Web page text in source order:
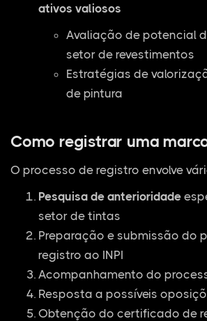
ativos valiosos
Avaliação de potencial
setor de revestimentos
Estratégias de
de pintura
Como registrar uma
O processo de registro envolve
Pesquisa de anterioridade
setor de tintas
Preparação e submissão do
registro ao INPI
Acompanhamento do
Resposta a possíveis
Obtenção do certificado de